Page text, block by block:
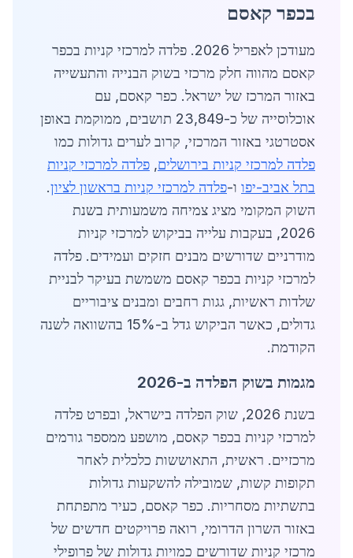
בכפר קאסם
מעודכן לאפריל 2026. פלדה למרכזי קניות בכפר
קאסם מהווה חלק מרכזי בשוק הבנייה והתעשייה
באזור המרכז של ישראל. כפר קאסם, עם
אוכלוסייה של כ-23,849 תושבים, ממוקמת באופן
אסטרטגי באזור המרכזי, קרוב לערים גדולות כמו
פלדה למרכזי קניות בירושלים, פלדה למרכזי קניות
בתל אביב-יפו ו-פלדה למרכזי קניות בראשון לציון.
השוק המקומי מציג צמיחה משמעותית בשנת
2026, בעקבות עלייה בביקוש למרכזי קניות
מודרניים שדורשים מבנים חזקים ועמידים. פלדה
למרכזי קניות בכפר קאסם משמשת בעיקר לבניית
שלדות ראשיות, גגות רחבים ומבנים ציבוריים
גדולים, כאשר הביקוש גדל ב-15% בהשוואה לשנה
הקודמת.
מגמות בשוק הפלדה ב-2026
בשנת 2026, שוק הפלדה בישראל, ובפרט פלדה
למרכזי קניות בכפר קאסם, מושפע ממספר גורמים
מרכזיים. ראשית, התאוששות כלכלית לאחר
תקופות קשות, שמובילה להשקעות גדולות
בתשתיות מסחריות. כפר קאסם, כעיר מתפתחת
באזור השרון הדרומי, רואה פרויקטים חדשים של
מרכזי קניות שדורשים כמויות גדולות של פרופילי